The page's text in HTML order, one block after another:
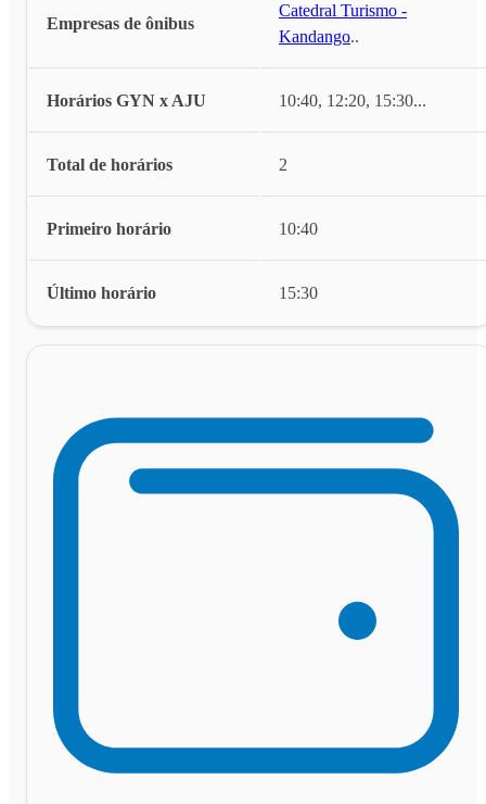
Empresas de ônibus
Catedral Turismo -
Kandango...
Horários GYN x AJU 10:40, 12:20, 15:30...
Total de horários 2
Primeiro horário 10:40
Último horário 15:30